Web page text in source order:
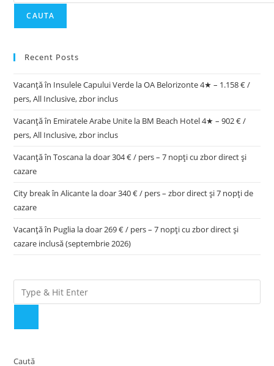
CAUTA
Recent Posts
Vacanță în Insulele Capului Verde la OA Belorizonte 4★ – 1.158 € /
pers, All Inclusive, zbor inclus
Vacanță în Emiratele Arabe Unite la BM Beach Hotel 4★ – 902 € /
pers, All Inclusive, zbor inclus
Vacanță în Toscana la doar 304 € / pers – 7 nopți cu zbor direct și
cazare
City break în Alicante la doar 340 € / pers – zbor direct și 7 nopți de
cazare
Vacanță în Puglia la doar 269 € / pers – 7 nopți cu zbor direct și
cazare inclusă (septembrie 2026)
Caută